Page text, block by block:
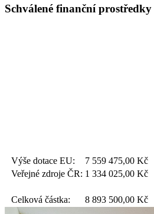
Schválené finanční prostředky
Výše dotace EU: 7 559 475,00 Kč
Veřejné zdroje ČR: 1 334 025,00 Kč
Celková částka: 8 893 500,00 Kč